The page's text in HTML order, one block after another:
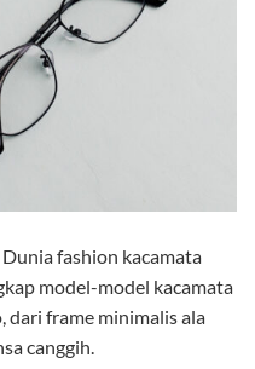
fashion kacamata
model-model kacamata
dari frame minimalis ala
canggih.